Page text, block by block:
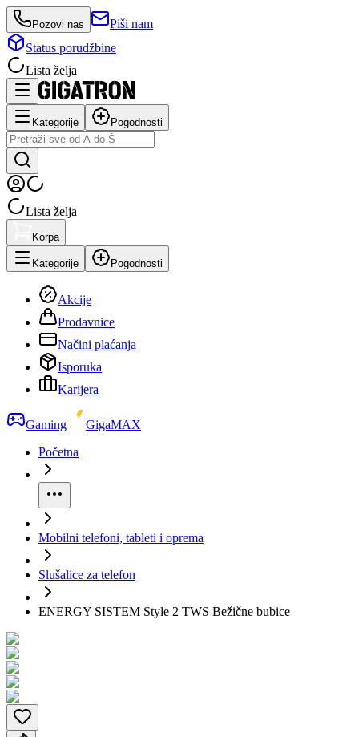
Pozovi nas
Piši nam
Status porudžbine
Lista želja
Kategorije Pogodnosti
Lista želja
Korpa
Kategorije Pogodnosti
Akcije
Prodavnice
Načini plaćanja
Isporuka
Karijera
Gaming
GigaMAX
Početna
Mobilni telefoni, tableti i oprema
Slušalice za telefon
ENERGY SISTEM Style 2 TWS Bežične bubice